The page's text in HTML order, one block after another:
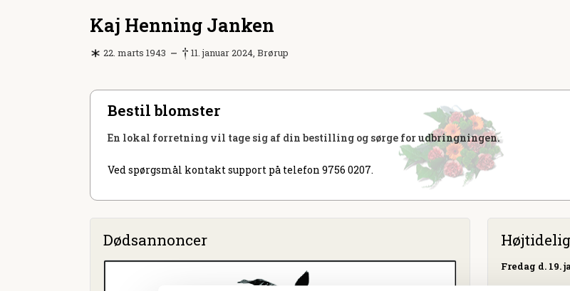
Kaj Henning Janken
22. marts 1943 11. januar 2024, Brørup
Bestil blomster
En lokal forretning vil tage sig af din bestilling og sørge for udbringningen.
Ved spørgsmål kontakt support på telefon 9756 0207.
Dødsannoncer
Fredag d. 19.